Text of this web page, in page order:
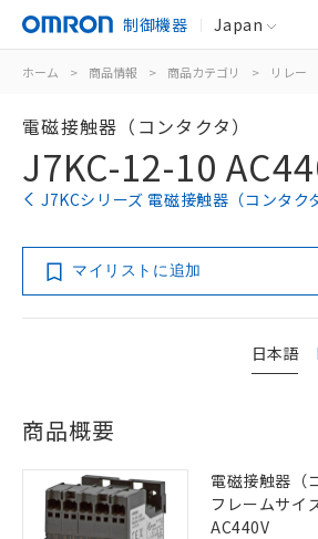
制御機器 Japan
ホーム > 商品情報 > 商品カテゴリ > リレー
電磁接触器（コンタクタ）
J7KC-12-10
J7KCシリーズ 電磁接触器（コンタク
マイリストに追加
日本語
商品概要
電磁接触器（
フレームサイ
AC440V